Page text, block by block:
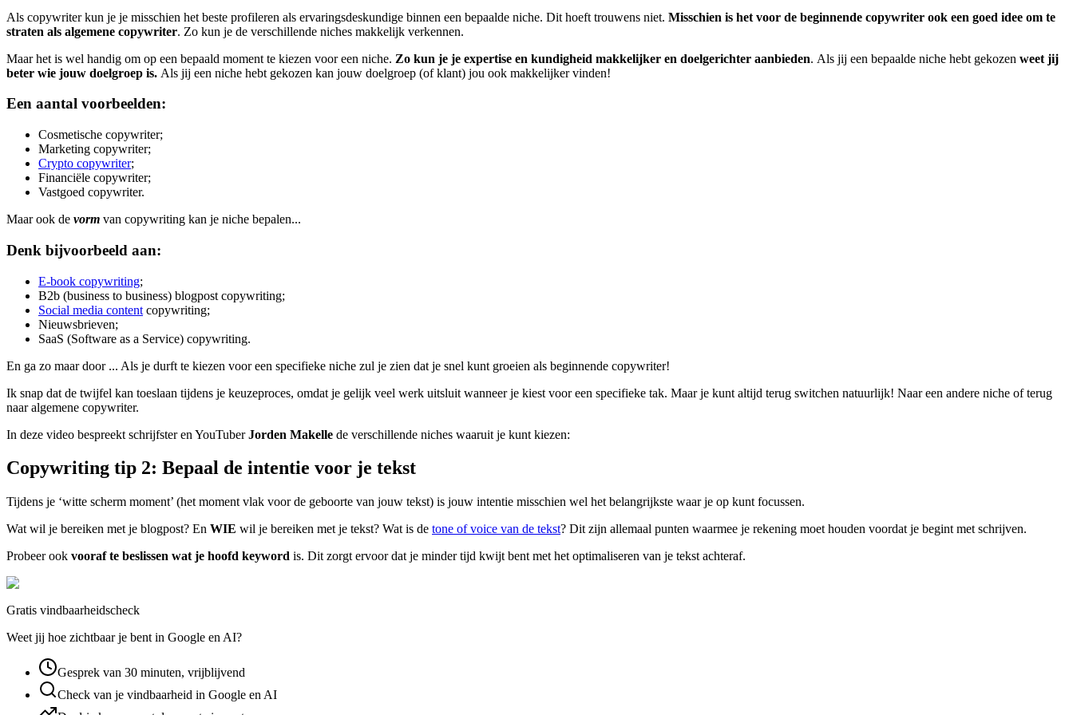
Als copywriter kun je je misschien het beste profileren als ervaringsdeskundige binnen een bepaalde niche. Dit hoeft trouwens niet. Misschien is het voor de beginnende copywriter ook een goed idee om te
straten als algemene copywriter. Zo kun je de verschillende niches makkelijk verkennen.
Maar het is wel handig om op een bepaald moment te kiezen voor een niche. Zo kun je je expertise en kundigheid makkelijker en doelgerichter aanbieden. Als jij een bepaalde niche hebt gekozen weet jij
beter wie jouw doelgroep is. Als jij een niche hebt gekozen kan jouw doelgroep (of klant) jou ook makkelijker vinden!
Een aantal voorbeelden:
Cosmetische copywriter;
Marketing copywriter;
Crypto copywriter;
Financiële copywriter;
Vastgoed copywriter.
Maar ook de vorm van copywriting kan je niche bepalen...
Denk bijvoorbeeld aan:
E-book copywriting;
B2b (business to business) blogpost copywriting;
Social media content copywriting;
Nieuwsbrieven;
SaaS (Software as a Service) copywriting.
En ga zo maar door ... Als je durft te kiezen voor een specifieke niche zul je zien dat je snel kunt groeien als beginnende copywriter!
Ik snap dat de twijfel kan toeslaan tijdens je keuzeproces, omdat je gelijk veel werk uitsluit wanneer je kiest voor een specifieke tak. Maar je kunt altijd terug switchen natuurlijk! Naar een andere niche of terug
naar algemene copywriter.
In deze video bespreekt schrijfster en YouTuberJorden Makelle de verschillende niches waaruit je kunt kiezen:
Copywriting tip 2: Bepaal de intentie voor je tekst
Tijdens je ‘witte scherm moment’ (het moment vlak voor de geboorte van jouw tekst) is jouw intentie misschien wel het belangrijkste waar je op kunt focussen.
Wat wil je bereiken met je blogpost? En WIE wil je bereiken met je tekst? Wat is de tone of voice van de tekst? Dit zijn allemaal punten waarmee je rekening moet houden voordat je begint met schrijven.
Probeer ook vooraf te beslissen wat je hoofd keyword is. Dit zorgt ervoor dat je minder tijd kwijt bent met het optimaliseren van je tekst achteraf.
Gratis vindbaarheidscheck
Weet jij hoe zichtbaar je bent in Google en AI?
Gesprek van 30 minuten, vrijblijvend
Check van je vindbaarheid in Google en AI